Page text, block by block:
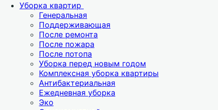
Уборка квартир
Генеральная
Поддерживающая
После ремонта
После пожара
После потопа
Уборка перед новым годом
Комплексная уборка квартиры
Антибактериальная
Ежедневная уборка
Эко